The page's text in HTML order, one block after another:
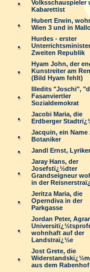
Volksschauspieler
Kabarettist
Hubert Erwin,
Wien 3 und in
Hurdes - erster
Zweiten Republik
Hyam John, der
Kunstreiter am
(Bild Hyam fehlt)
Illedits "Joschi",
Fasanviertler
Sozialdemokrat
Jacobi Maria, die
Erdberger
Jacquin, ein Name
Botaniker
Jandl Ernst, Lyriker
Jaray Hans, der
Josefstï¿½dter
Grandseigneur
in der
Jeritza Maria, die
Operndiva in der
Parkgasse
Jordan Peter,
wohnhaft auf der
Landstraï¿½e
Jost Grete, die
aus dem Rabenhof